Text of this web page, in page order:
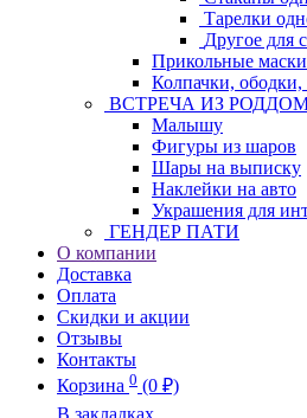
Тарелки
Другое для
Прикольные
Колпачки,
ВСТРЕЧА ИЗ
Малышу
Фигуры из шаров
Шары на выписку
Наклейки на авто
Украшения для
ГЕНДЕР ПАТИ
О компании
Доставка
Оплата
Скидки и акции
Отзывы
Контакты
Корзина 0 (0 ₽)
В закладках